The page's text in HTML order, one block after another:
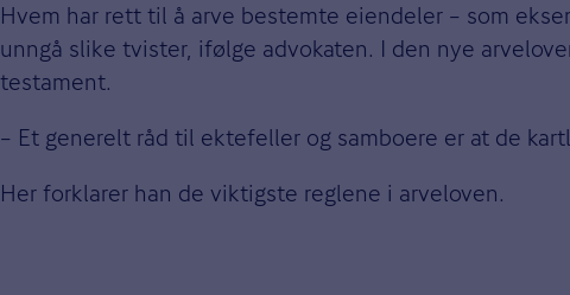
Hvem har rett til å arve bestemte eiendeler – som
unngå slike tvister, ifølge advokaten. I den nye
testament.
– Et generelt råd til ektefeller og samboere er at de
Her forklarer han de viktigste reglene i arveloven.